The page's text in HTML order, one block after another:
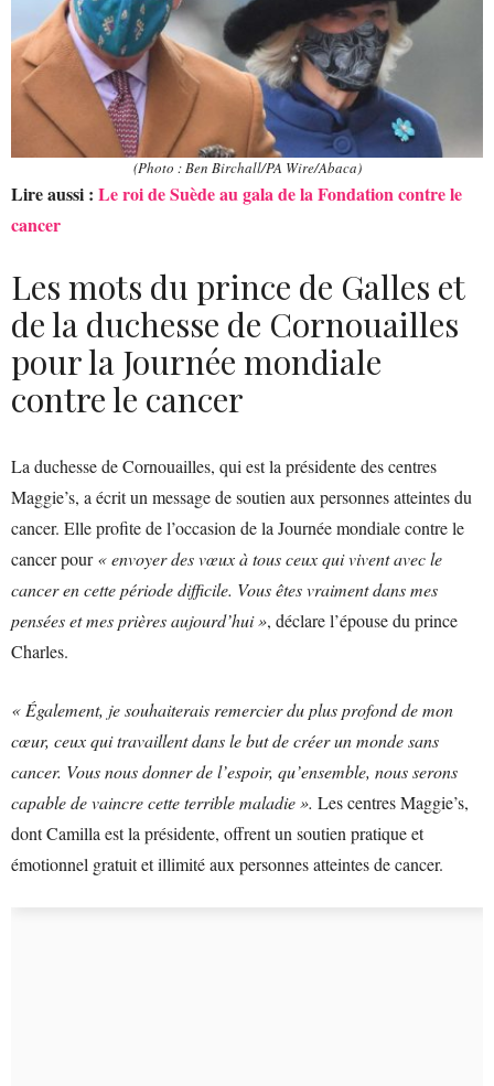
(Photo : Ben Birchall/PA Wire/Abaca)
Lire aussi : Le roi de Suède au gala de la Fondation contre le
cancer
Les mots du prince de Galles et
de la duchesse de Cornouailles
pour la Journée mondiale
contre le cancer
La duchesse de Cornouailles, qui est la présidente des centres
Maggie’s, a écrit un message de soutien aux personnes atteintes du
cancer. Elle profite de l’occasion de la Journée mondiale contre le
cancer pour« envoyer des vœux à tous ceux qui vivent avec le
cancer en cette période difficile. Vous êtes vraiment dans mes
pensées et mes prières aujourd’hui », déclare l’épouse du prince
Charles.
« Également, je souhaiterais remercier du plus profond de mon
cœur, ceux qui travaillent dans le but de créer un monde sans
cancer. Vous nous donner de l’espoir, qu’ensemble, nous serons
capable de vaincre cette terrible maladie ». Les centres Maggie’s,
dont Camilla est la présidente, offrent un soutien pratique et
émotionnel gratuit et illimité aux personnes atteintes de cancer.